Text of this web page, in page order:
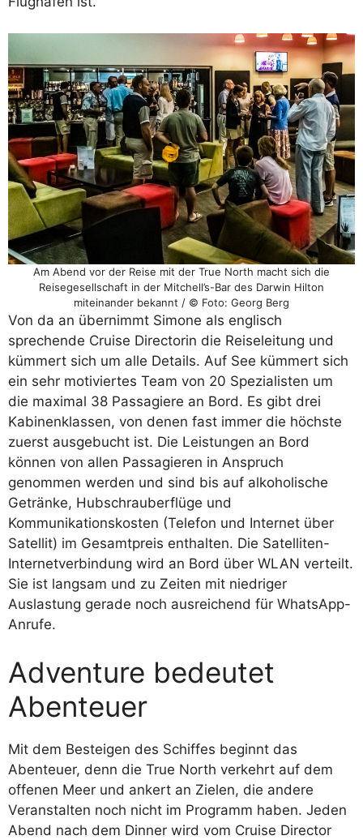
Am Abend vor der Reise mit der True North macht sich die
Reisegesellschaft in der Mitchell’s-Bar des Darwin Hilton
miteinander bekannt / © Foto: Georg Berg
Von da an übernimmt Simone als englisch
sprechende Cruise Directorin die Reiseleitung und
kümmert sich um alle Details. Auf See kümmert sich
ein sehr motiviertes Team von 20 Spezialisten um
die maximal 38 Passagiere an Bord. Es gibt drei
Kabinenklassen, von denen fast immer die höchste
zuerst ausgebucht ist. Die Leistungen an Bord
können von allen Passagieren in Anspruch
genommen werden und sind bis auf alkoholische
Getränke, Hubschrauberflüge und
Kommunikationskosten (Telefon und Internet über
Satellit) im Gesamtpreis enthalten. Die Satelliten-
Internetverbindung wird an Bord über WLAN verteilt.
Sie ist langsam und zu Zeiten mit niedriger
Auslastung gerade noch ausreichend für WhatsApp-
Anrufe.
Adventure bedeutet
Abenteuer
Mit dem Besteigen des Schiffes beginnt das
Abenteuer, denn die True North verkehrt auf dem
offenen Meer und ankert an Zielen, die andere
Veranstalten noch nicht im Programm haben. Jeden
Abend nach dem Dinner wird vom Cruise Director